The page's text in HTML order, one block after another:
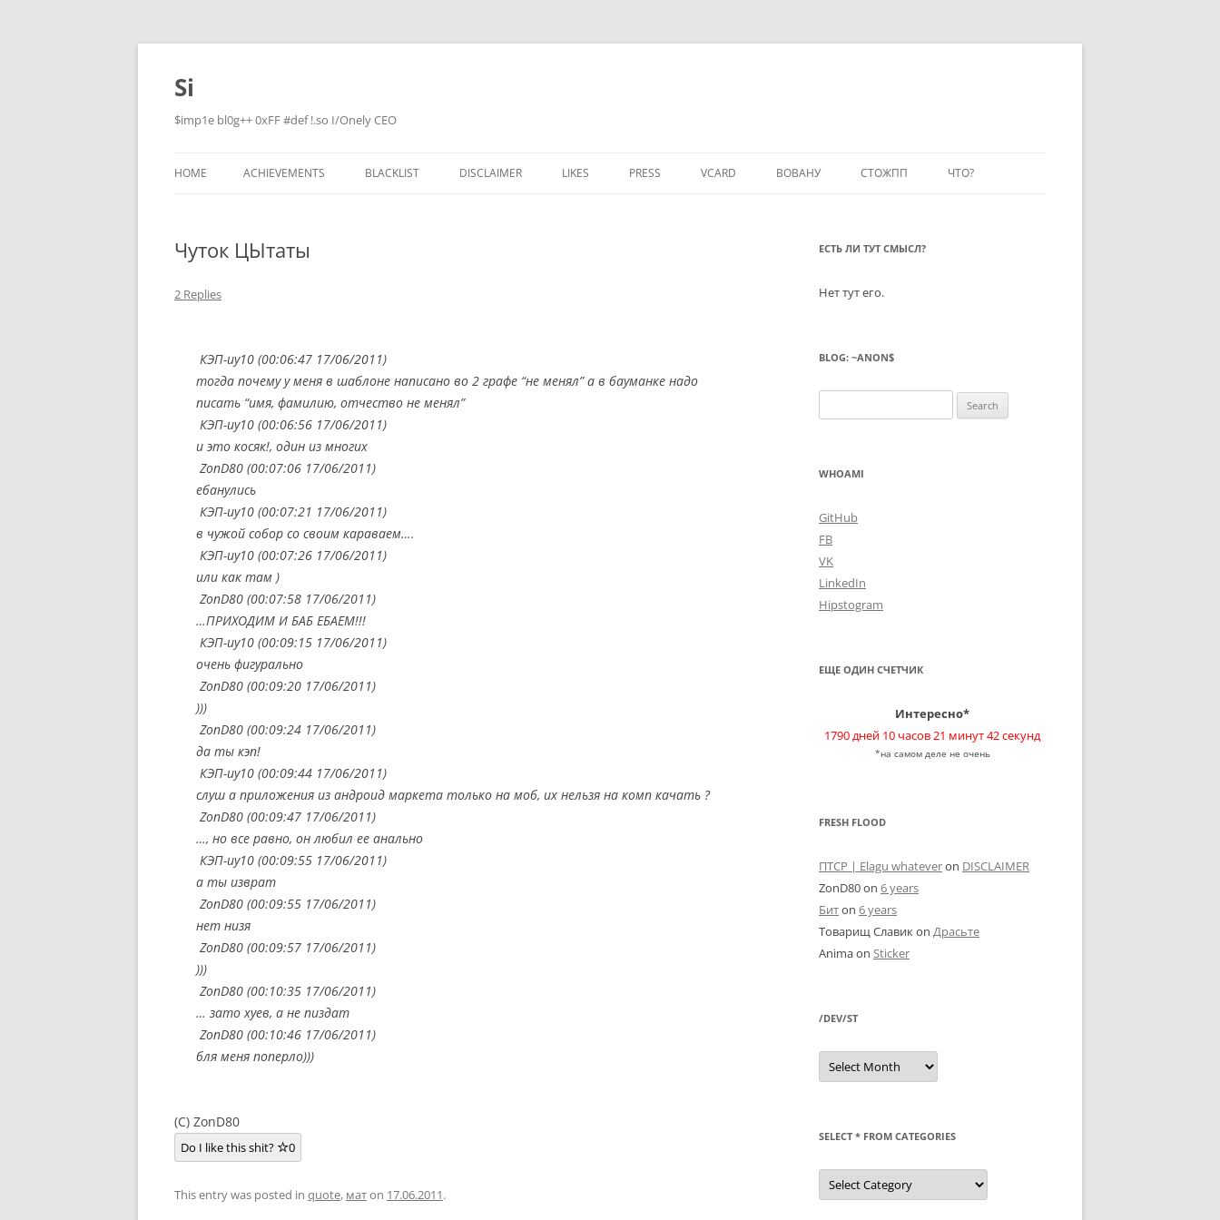
Skip
content
Si
$imp1e bl0g++ 0xFF #def !.so I/Onely CEO
HOME ACHIEVEMENTS BLACKLIST DISCLAIMER LIKES PRESS VCARD ВОВАНУ СТОЖПП ЧТО?
Чуток ЦЫтаты
2 Replies
КЭП-иу10 (00:06:47 17/06/2011)
тогда почему у меня в шаблоне написано во 2 графе “не менял” а в бауманке надо
писать “имя, фамилию, отчество не менял”
КЭП-иу10 (00:06:56 17/06/2011)
и это косяк!, один из многих
ZonD80 (00:07:06 17/06/2011)
ебанулись
КЭП-иу10 (00:07:21 17/06/2011)
в чужой собор со своим караваем….
КЭП-иу10 (00:07:26 17/06/2011)
или как там )
ZonD80 (00:07:58 17/06/2011)
…ПРИХОДИМ И БАБ ЕБАЕМ!!!
КЭП-иу10 (00:09:15 17/06/2011)
очень фигурально
ZonD80 (00:09:20 17/06/2011)
)))
ZonD80 (00:09:24 17/06/2011)
да ты кэп!
КЭП-иу10 (00:09:44 17/06/2011)
слуш а приложения из андроид маркета только на моб, их нельзя на комп качать ?
ZonD80 (00:09:47 17/06/2011)
…, но все равно, он любил ее анально
КЭП-иу10 (00:09:55 17/06/2011)
а ты изврат
ZonD80 (00:09:55 17/06/2011)
нет низя
ZonD80 (00:09:57 17/06/2011)
)))
ZonD80 (00:10:35 17/06/2011)
… зато хуев, а не пиздат
ZonD80 (00:10:46 17/06/2011)
бля меня поперло)))
(C) ZonD80
Do I like this shit? 0
This entry was posted in quote, матon 17.06.2011.
ЕСТЬ ЛИ ТУТ СМЫСЛ?
Нет тут его.
BLOG: ~ANON$
for:
WHOAMI
GitHub
FB
VK
LinkedIn
Hipstogram
ЕЩЕ ОДИН СЧЕТЧИК
Интересно*
1790 дней 10 часов 21 минут 42 секунд
*на самом деле не очень
FRESH FLOOD
ПТСР | Elagu whateveron DISCLAIMER
ZonD80on 6 years
Битon 6 years
Товарищ Славикon Драсьте
Animaon Sticker
/DEV/ST
/dev/st
SELECT * FROM CATEGORIES
SELECT
FROM